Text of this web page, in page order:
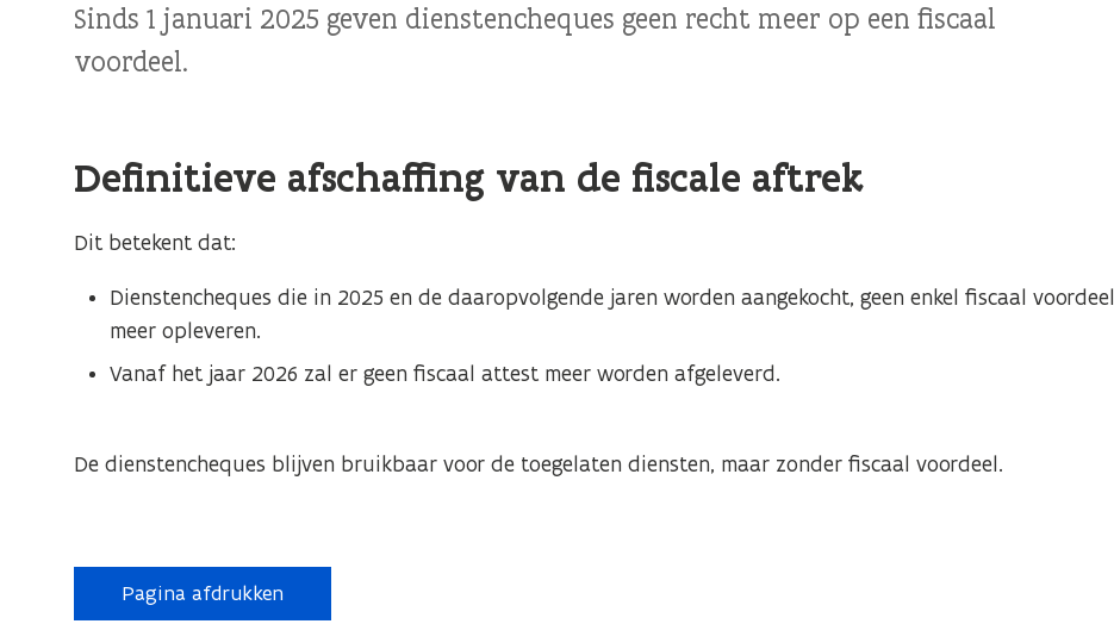
Sinds 1 januari 2025 geven dienstencheques geen recht meer op een fiscaal
voordeel.
Definitieve afschaffing van de fiscale aftrek
Dit betekent dat:
Dienstencheques die in 2025 en de daaropvolgende jaren worden aangekocht, geen enkel fiscaal voordeel
meer opleveren.
Vanaf het jaar 2026 zal er geen fiscaal attest meer worden afgeleverd.
De dienstencheques blijven bruikbaar voor de toegelaten diensten, maar zonder fiscaal voordeel.
Pagina afdrukken